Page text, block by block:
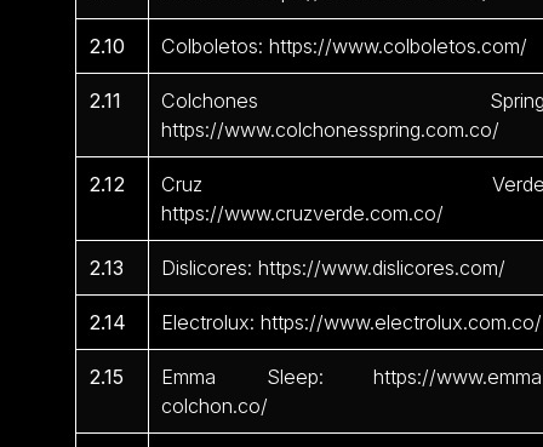
2.10 Colboletos: https://www.colboletos.com/
2.11
Colchones
https://www.colchonesspring.com.co/
2.12
Cruz
https://www.cruzverde.com.co/
2.13 Dislicores: https://www.dislicores.com/
2.14 Electrolux: https://www.electrolux.com.co/
2.15
Emma Sleep: https://
colchon.co/